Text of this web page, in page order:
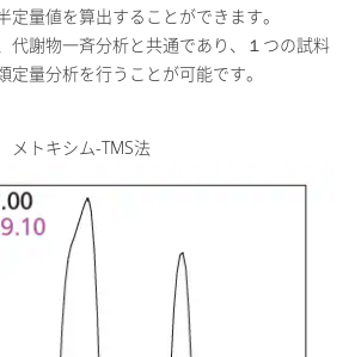
定量値を算出することができます。
代謝物一斉分析と共通であり、１つの試料
定量分析を行うことが可能です。
メトキシム-TMS法